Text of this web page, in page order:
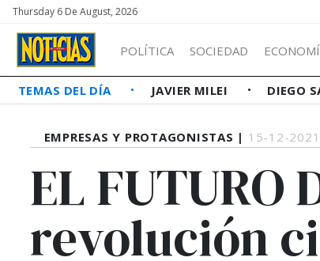
Thursday 6 De August, 2026
POLÍTICA SOCIEDAD
TEMAS DEL DÍA JAVIER MILEI DIEGO
EMPRESAS Y PROTAGONISTAS | 15-12-
EL FUTURO
revolución